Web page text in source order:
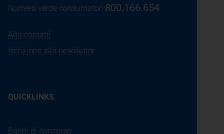
Numero verde consumatori:800.166.654
Altri contatti
Iscrizione alla newsletter
QUICKLINKS
Bandi di concorso